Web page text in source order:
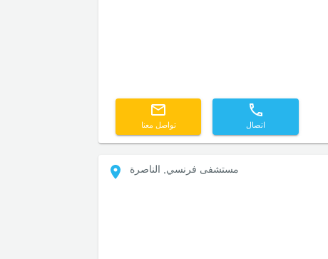
اتصال تواصل معنا
مستشفى فرنسي, الناصرة